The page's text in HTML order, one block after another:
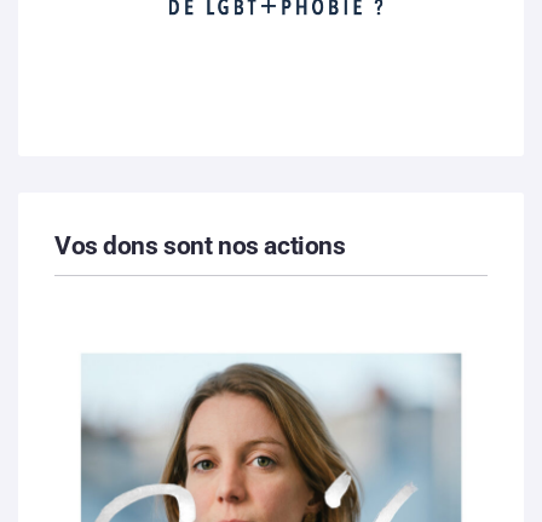
Vos dons sont nos actions